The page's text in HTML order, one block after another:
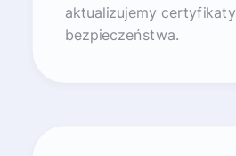
aktualizujemy certyfikaty
bezpieczeństwa.